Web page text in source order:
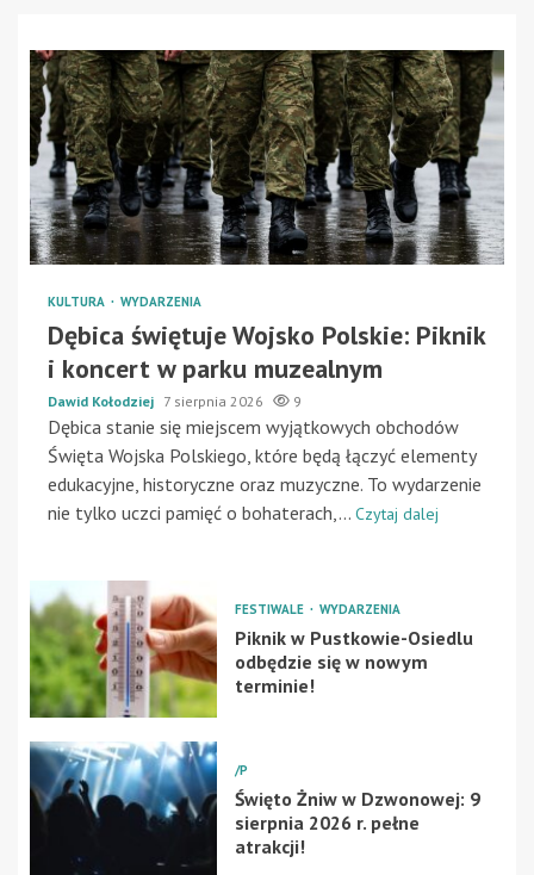
KULTURA WYDARZENIA
Dębica świętuje Wojsko Polskie: Piknik
i koncert w parku muzealnym
Dawid Kołodziej 7 sierpnia 2026 9
Dębica stanie się miejscem wyjątkowych obchodów
Święta Wojska Polskiego, które będą łączyć elementy
edukacyjne, historyczne oraz muzyczne. To wydarzenie
nie tylko uczci pamięć o bohaterach,... Czytaj dalej
FESTIWALE WYDARZENIA
Piknik w Pustkowie-Osiedlu
odbędzie się w nowym
terminie!
/P
Święto Żniw w Dzwonowej: 9
sierpnia 2026 r. pełne
atrakcji!